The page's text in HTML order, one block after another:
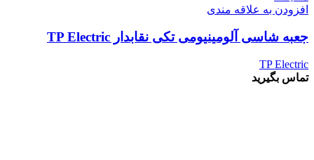
افزودن به علاقه مندی
جعبه شاسی آلومینیومی تکی نقابدار TP Electric
TP Electric
تماس بگیرید